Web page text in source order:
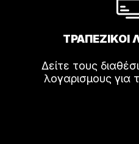
ΤΡΑΠΕΖΙΚΟΙ
Δείτε τους
λογαρισμους για